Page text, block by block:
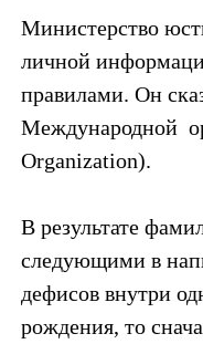
Министерство
личной
правилами. Он
Международной
Organization).
В результате
следующими в
дефисов внутри
рождения, то